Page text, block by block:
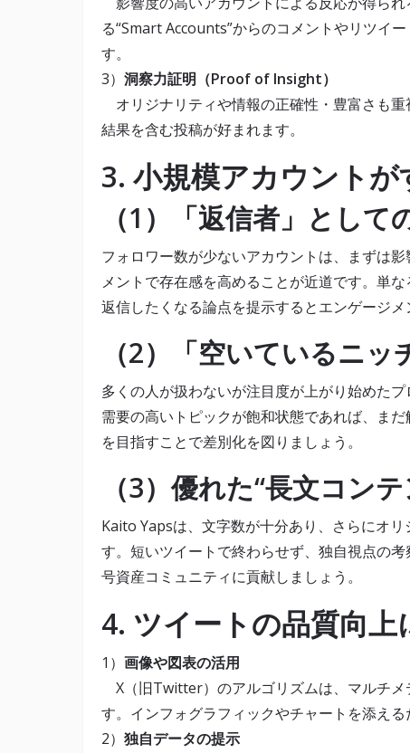
る“Smart Accounts”からのコメントやリツイ
す。
3） 洞察力証明（Proof of Insight）
オリジナリティや情報の正確性・豊富さも
結果を含む投稿が好まれます。
3. 小規模アカウント
（1）「返信者」とし
フォロワー数が少ないアカウントは、まずは
メントで存在感を高めることが近道です。単
返信したくなる論点を提示するとエンゲージメ
（2）「空いているニッ
多くの人が扱わないが注目度が上がり始めた
需要の高いトピックが飽和状態であれば、ま
を目指すことで差別化を図りましょう。
（3）優れた“長文コン
Kaito Yapsは、文字数が十分あり、さらにオ
す。短いツイートで終わらせず、独自視点の
号資産コミュニティに貢献しましょう。
4. ツイートの品質向上
1） 画像や図表の活用
X（旧Twitter）のアルゴリズムは、マルチメ
す。インフォグラフィックやチャートを添え
2） 独自データの提示